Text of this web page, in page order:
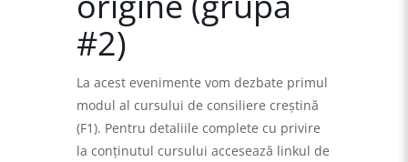
#2)
La acest evenimente vom dezbate primul
modul al cursului de consiliere creştină
(F1). Pentru detaliile complete cu privire
la conţinutul cursului accesează linkul de